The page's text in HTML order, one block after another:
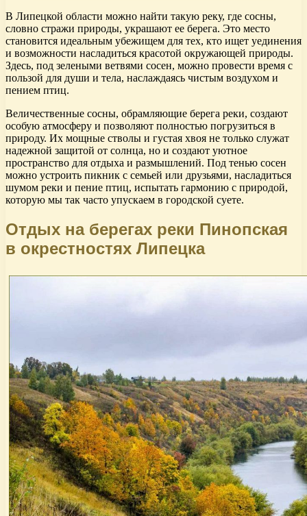
В Липецкой области можно найти такую реку, где сосны,
словно стражи природы, украшают ее берега. Это место
становится идеальным убежищем для тех, кто ищет уединения
и возможности насладиться красотой окружающей природы.
Здесь, под зелеными ветвями сосен, можно провести время с
пользой для души и тела, наслаждаясь чистым воздухом и
пением птиц.
Величественные сосны, обрамляющие берега реки, создают
особую атмосферу и позволяют полностью погрузиться в
природу. Их мощные стволы и густая хвоя не только служат
надежной защитой от солнца, но и создают уютное
пространство для отдыха и размышлений. Под тенью сосен
можно устроить пикник с семьей или друзьями, насладиться
шумом реки и пение птиц, испытать гармонию с природой,
которую мы так часто упускаем в городской суете.
Отдых на берегах реки Пинопская
в окрестностях Липецка